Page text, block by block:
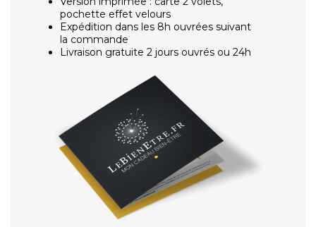
pochette effet velours
Expédition dans les 8h ouvrées suivant
la commande
Livraison gratuite 2 jours ouvrés ou 24h